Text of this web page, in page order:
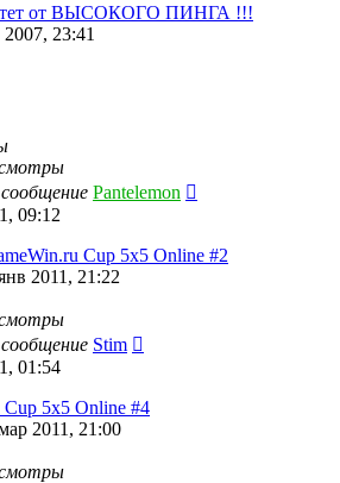
от ВЫСОКОГО ПИНГА !!!
2007, 23:41
Pantelemon
09:12
Cup 5x5 Online #2
2011, 21:22
Stim
01:54
Cup 5x5 Online #4
2011, 21:00